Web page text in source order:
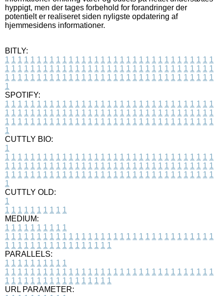
hyppigt, men der tages forbehold for forandringer der
potentielt er realiseret siden nyligste opdatering af
hjemmesidens informationer.
BITLY:
1 1 1 1 1 1 1 1 1 1 1 1 1 1 1 1 1 1 1 1 1 1 1 1 1 1 1 1 1 1 1 1 1
1 1 1 1 1 1 1 1 1 1 1 1 1 1 1 1 1 1 1 1 1 1 1 1 1 1 1 1 1 1 1 1 1
1 1 1 1 1 1 1 1 1 1 1 1 1 1 1 1 1 1 1 1 1 1 1 1 1 1 1 1 1 1 1 1 1
1
SPOTIFY:
1 1 1 1 1 1 1 1 1 1 1 1 1 1 1 1 1 1 1 1 1 1 1 1 1 1 1 1 1 1 1 1 1
1 1 1 1 1 1 1 1 1 1 1 1 1 1 1 1 1 1 1 1 1 1 1 1 1 1 1 1 1 1 1 1 1
1 1 1 1 1 1 1 1 1 1 1 1 1 1 1 1 1 1 1 1 1 1 1 1 1 1 1 1 1 1 1 1 1
1
CUTTLY BIO:
1
1 1 1 1 1 1 1 1 1 1 1 1 1 1 1 1 1 1 1 1 1 1 1 1 1 1 1 1 1 1 1 1 1
1 1 1 1 1 1 1 1 1 1 1 1 1 1 1 1 1 1 1 1 1 1 1 1 1 1 1 1 1 1 1 1 1
1 1 1 1 1 1 1 1 1 1 1 1 1 1 1 1 1 1 1 1 1 1 1 1 1 1 1 1 1 1 1 1 1
1
CUTTLY OLD:
1
1 1 1 1 1 1 1 1 1 1
MEDIUM:
1 1 1 1 1 1 1 1 1 1
1 1 1 1 1 1 1 1 1 1 1 1 1 1 1 1 1 1 1 1 1 1 1 1 1 1 1 1 1 1 1 1 1
1 1 1 1 1 1 1 1 1 1 1 1 1 1 1 1 1
PARALLELS:
1 1 1 1 1 1 1 1 1 1
1 1 1 1 1 1 1 1 1 1 1 1 1 1 1 1 1 1 1 1 1 1 1 1 1 1 1 1 1 1 1 1 1
1 1 1 1 1 1 1 1 1 1 1 1 1 1 1 1 1
URL PARAMETER: